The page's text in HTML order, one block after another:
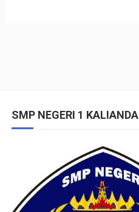
SMP NEGERI 1 KALIANDA